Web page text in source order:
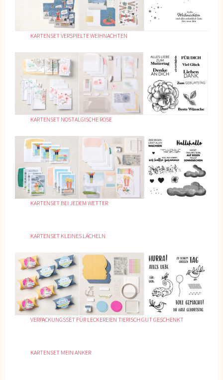
KARTENSET VERSPIELTE WEIHNACHTEN
KARTENSET NOSTALGISCHE ROSE
KARTENSET BEI JEDEM WETTER
KARTENSET KLEINES LÄCHELN
VERPACKUNGSSET FÜR LECKEREIEN TIERISCH GUT GESCHENKT
KARTENSET MEIN ANKER